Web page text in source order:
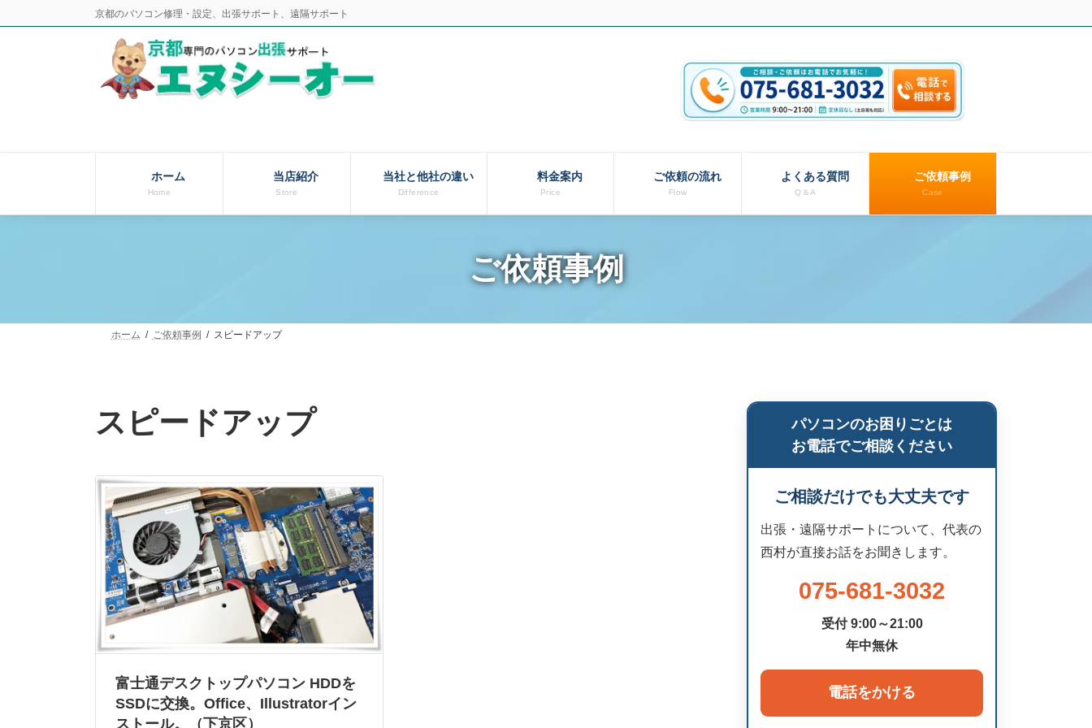
ン
ビ
京都のパソコン修理・設定、出張サポート、遠隔サポート
ホーム
Home
当店紹介
Store
当社と他社の違い
Difference
料金案内
Price
ご依頼の流れ
Flow
よくある質問
Q＆A
ご依頼事例
Case
ご依頼事例
ホーム ご依頼事例 スピードアップ
スピードアップ
富士通デスクトップパソコン HDDを
SSDに交換。Office、Illustratorイン
ストール。（下京区）
パソコンのお困りごとは
お電話でご相談ください
ご相談だけでも大丈夫です
出張・遠隔サポートについて、代表の
西村が直接お話をお聞きします。
075-681-3032
受付 9:00～21:00
年中無休
電話をかける